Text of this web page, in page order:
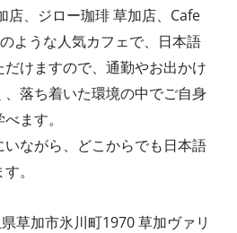
店、ジロー珈琲 草加店、Cafe
ような人気カフェで、日本語
けますので、通勤やお出かけ
落ち着いた環境の中でご自身
ます。
いながら、どこからでも日本語
。
草加市氷川町1970 草加ヴァリ